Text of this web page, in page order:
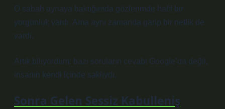
O sabah aynaya baktığımda gözlerimde hafif bir
yorgunluk vardı. Ama aynı zamanda garip bir netlik de
vardı.
Artık biliyordum: bazı soruların cevabı Google’da değil,
insanın kendi içinde saklıydı.
Sonra Gelen Sessiz Kabulleniş